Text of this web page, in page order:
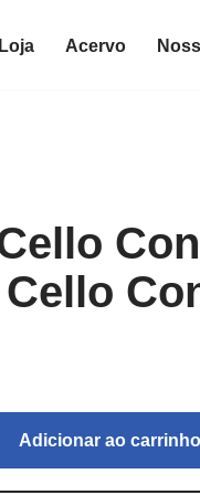
Loja Acervo
Adicionar ao carrinho